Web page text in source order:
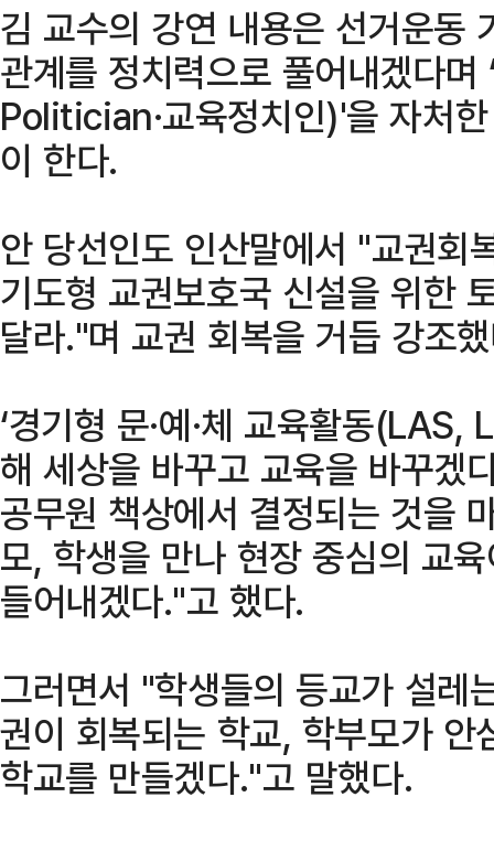
김 교수의 강연 내용은 선거운동
관계를 정치력으로 풀어내겠다며
Politician·교육정치인)'을 자처
이 한다.
안 당선인도 인산말에서 "교권회
기도형 교권보호국 신설을 위한
달라."며 교권 회복을 거듭 강조
‘경기형 문·예·체 교육활동
해 세상을 바꾸고 교육을 바꾸겠
공무원 책상에서 결정되는 것을
모, 학생을 만나 현장 중심의 교
들어내겠다."고 했다.
그러면서 "학생들의 등교가 설레
권이 회복되는 학교, 학부모가
학교를 만들겠다."고 말했다.